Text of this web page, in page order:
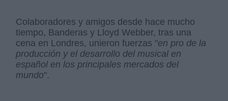
Colaboradores y amigos desde hace mucho
tiempo, Banderas y Lloyd Webber, tras una
cena en Londres, unieron fuerzas "en pro de la
producción y el desarrollo del musical en
español en los principales mercados del
mundo".